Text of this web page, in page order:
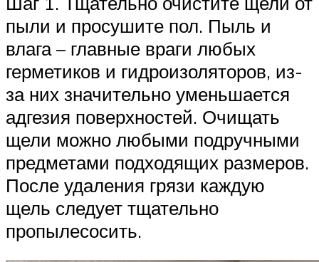
пыли и просушите пол. Пыль и
влага – главные враги любых
герметиков и гидроизоляторов, из-
за них значительно уменьшается
адгезия поверхностей. Очищать
щели можно любыми подручными
предметами подходящих размеров.
После удаления грязи каждую
щель следует тщательно
пропылесосить.